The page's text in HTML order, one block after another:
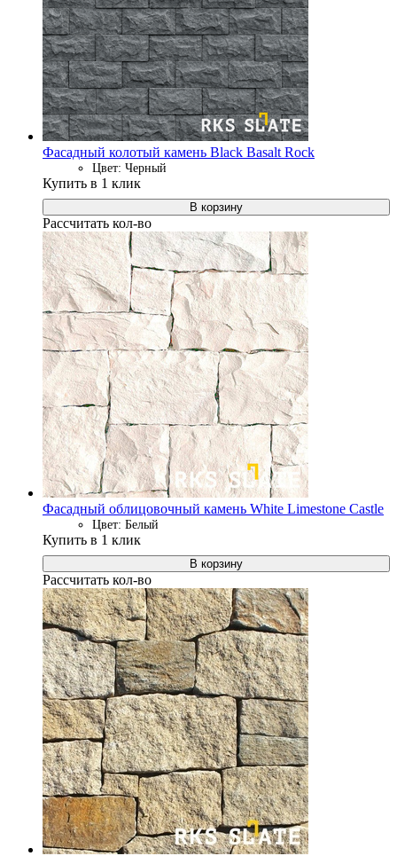
Фасадный колотый камень Black Basalt Rock
Цвет: Черный
Купить в 1 клик
В корзину
Рассчитать кол-во
Фасадный облицовочный камень White Limestone Castle
Цвет: Белый
Купить в 1 клик
В корзину
Рассчитать кол-во